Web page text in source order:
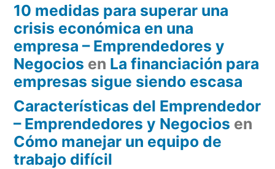
10 medidas para superar una
crisis económica en una
empresa – Emprendedores y
Negocios en La financiación para
empresas sigue siendo escasa
Características del Emprendedor
– Emprendedores y Negocios en
Cómo manejar un equipo de
trabajo difícil